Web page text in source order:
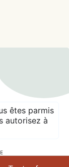
êtes parmis
autorisez à